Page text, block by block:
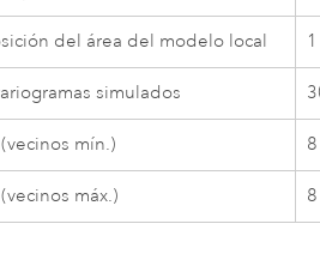
del área del modelo local 1
simulados
mín.) 8
máx.) 8